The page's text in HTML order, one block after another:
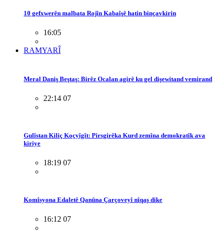
10 gefxwerên malbata Rojîn Kabaîşê hatin binçavkirin
16:05
RAMYARÎ
Meral Daniş Beştaş: Birêz Ocalan agirê ku gel dişewitand vemirand
22:14 07
Gulîstan Kiliç Koçyîgît: Pirsgirêka Kurd zemîna demokratîk ava
kiriye
18:19 07
Komîsyona Edaletê Qanûna Çarçoveyî nîqaş dike
16:12 07